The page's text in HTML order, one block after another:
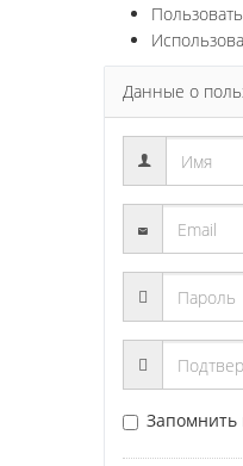
Данные о
Запомнить